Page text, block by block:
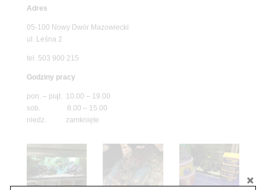
Adres
05-100 Nowy Dwór Mazowiecki
ul. Leśna 2
tel. 503 900 215
Godziny pracy
pon. – piąt. 10.00 – 19.00
sob. 8.00 – 15.00
niedz. zamknięte